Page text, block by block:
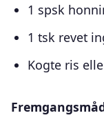
1 spsk
1 tsk revet
Kogte ris